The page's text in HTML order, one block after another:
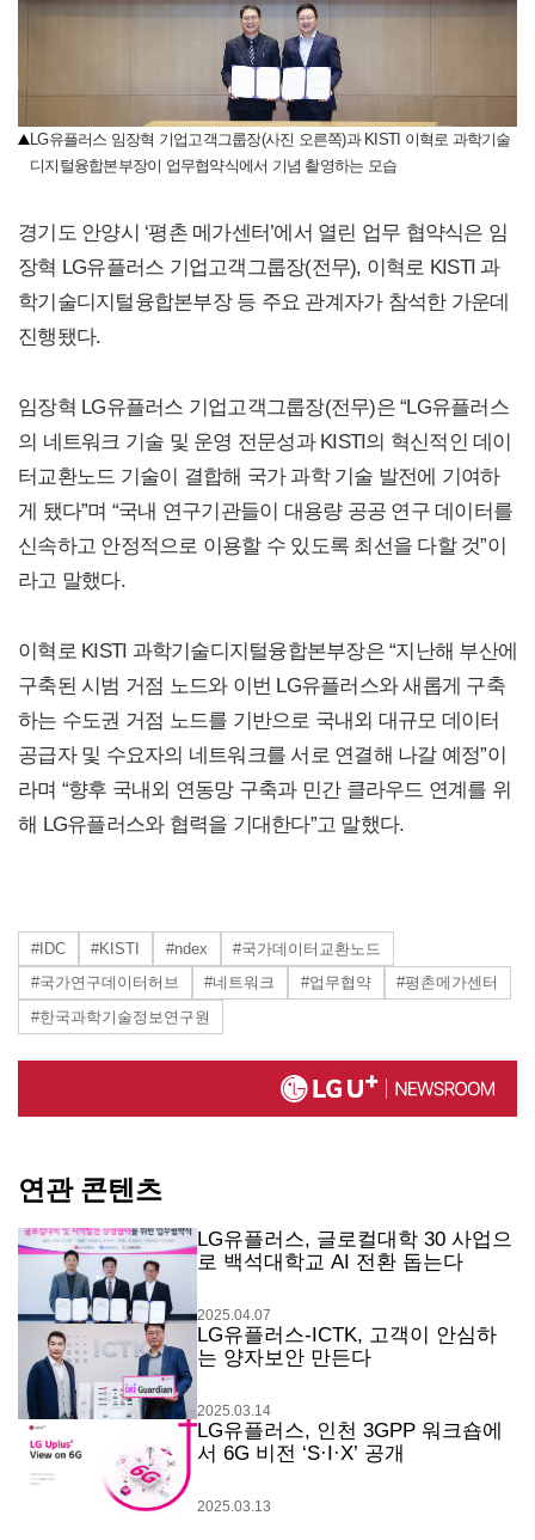
LG유플러스 임장혁 기업고객그룹장(사진 오른쪽)과 KISTI 이혁로 과학기술
디지털융합본부장이 업무협약식에서 기념 촬영하는 모습
경기도 안양시 ‘평촌 메가센터’에서 열린 업무 협약식은 임
장혁 LG유플러스 기업고객그룹장(전무), 이혁로 KISTI 과
학기술디지털융합본부장 등 주요 관계자가 참석한 가운데
진행됐다.
임장혁 LG유플러스 기업고객그룹장(전무)은 “LG유플러스
의 네트워크 기술 및 운영 전문성과 KISTI의 혁신적인 데이
터교환노드 기술이 결합해 국가 과학 기술 발전에 기여하
게 됐다”며 “국내 연구기관들이 대용량 공공 연구 데이터를
신속하고 안정적으로 이용할 수 있도록 최선을 다할 것”이
라고 말했다.
이혁로 KISTI 과학기술디지털융합본부장은 “지난해 부산에
구축된 시범 거점 노드와 이번 LG유플러스와 새롭게 구축
하는 수도권 거점 노드를 기반으로 국내외 대규모 데이터
공급자 및 수요자의 네트워크를 서로 연결해 나갈 예정”이
라며 “향후 국내외 연동망 구축과 민간 클라우드 연계를 위
해 LG유플러스와 협력을 기대한다”고 말했다.
#IDC #KISTI #ndex
#국가데이터교환노드
#국가연구데이터허브
#네트워크 #업무협약
#평촌메가센터
#한국과학기술정보연구원
연관 콘텐츠
LG유플러스, 글로컬대학 30 사업으
로 백석대학교 AI 전환 돕는다
2025.04.07
LG유플러스-ICTK, 고객이 안심하
는 양자보안 만든다
2025.03.14
LG유플러스, 인천 3GPP 워크숍에
서 6G 비전 ‘S·I·X’ 공개
2025.03.13